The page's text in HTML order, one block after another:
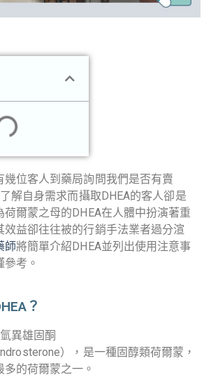
幾位客人到藥局詢問我們是否有賣
解自身需求而攝取DHEA的客人卻是
荷爾蒙之母的DHEA在人體中扮演著重
效益卻往往被的行銷手法業者過分渲
師將簡單介紹DHEA並列出使用注意事
考。
？
異雄固酮
），是一種固醇類荷爾蒙，
的荷爾蒙之一。